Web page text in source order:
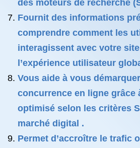
des moteurs de recherche
Fournit des informations
comprendre comment les
interagissent avec votre
l’expérience utilisateur
Vous aide à vous
concurrence en ligne grâce
optimisé selon les critères
marché digital .
Permet d’accroître le trafic